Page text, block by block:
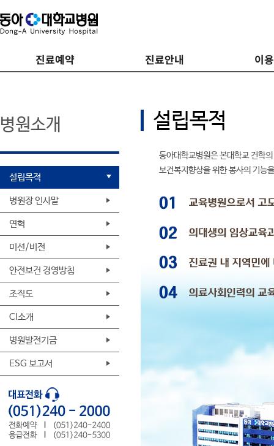
진료예약 진료안내 이
병원소개
설립목적
병원장 인사말
연혁
미션/비전
안전보건 경영방침
조직도
CI소개
병원발전기금
ESG 보고서
설립목적
동아대학교병원은 본대학교 건학
보건복지향상을 위한 봉사의 기능